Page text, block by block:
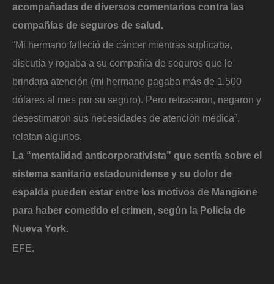
acompañadas de diversos comentarios contra las
compañías de seguros de salud.
“Mi hermano falleció de cáncer mientras suplicaba,
discutía y rogaba a su compañía de seguros que le
brindara atención (mi hermano pagaba más de 1.500
dólares al mes por su seguro). Pero retrasaron, negaron y
desestimaron sus necesidades de atención médica”,
relatan algunos.
La “mentalidad anticorporativista” que sentía sobre el
sistema sanitario estadounidense y su dolor de
espalda pueden estar entre los motivos de Mangione
para haber cometido el crimen, según la Policía de
Nueva York.
EFE.